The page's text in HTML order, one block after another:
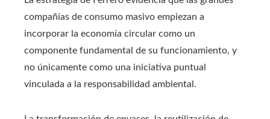
compañías de consumo masivo empiezan a
incorporar la economía circular como un
componente fundamental de su funcionamiento, y
no únicamente como una iniciativa puntual
vinculada a la responsabilidad ambiental.